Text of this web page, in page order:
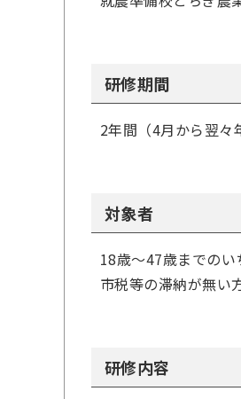
研修期間
2年間（4月から翌々
対象者
18歳～47歳までのい
市税等の滞納が無い
研修内容